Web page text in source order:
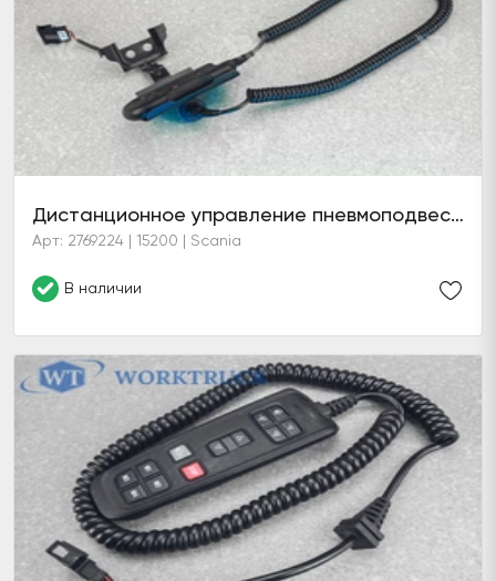
Дистанционное управление пневмоподвеской S107 в сборе с кронштейном (6 серия)
Арт: 2769224 | 15200 | Scania
В наличии